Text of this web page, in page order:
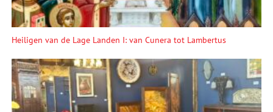
Heiligen van de Lage Landen I: van Cunera tot Lambertus